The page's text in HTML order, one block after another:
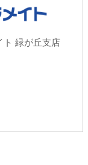
ト 緑が丘支店